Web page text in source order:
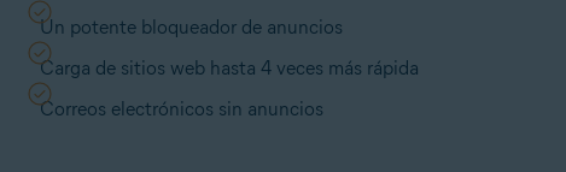
Un potente bloqueador de anuncios
Carga de sitios web hasta 4 veces más rápida
Correos electrónicos sin anuncios